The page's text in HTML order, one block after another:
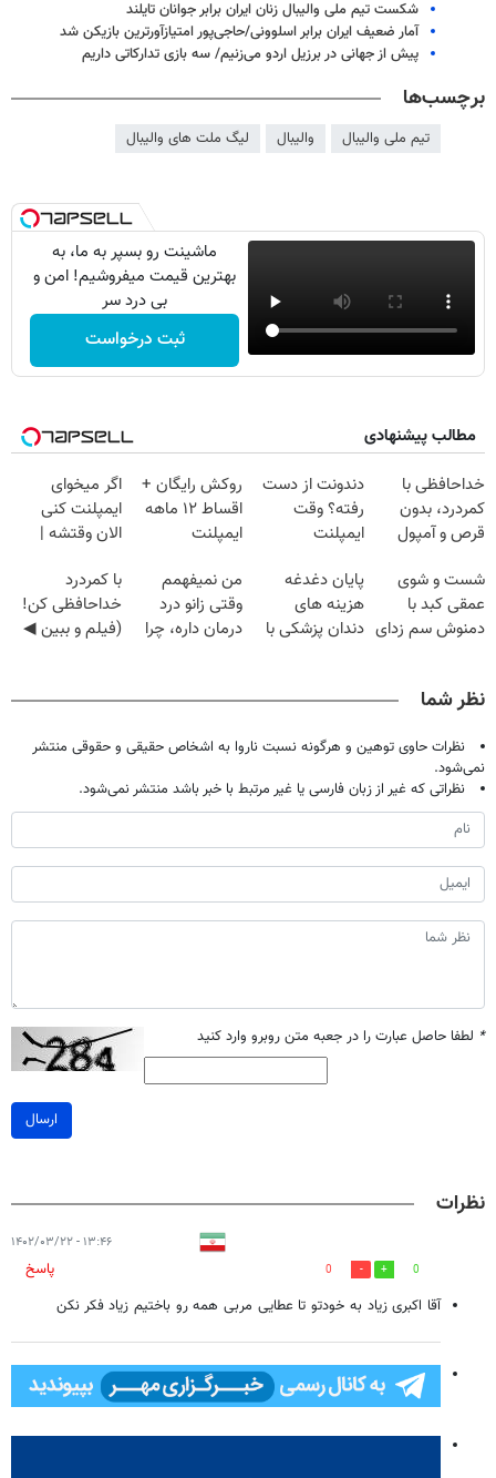
شکست تیم ملی والیبال زنان ایران برابر جوانان تایلند
آمار ضعیف ایران برابر اسلوونی/حاجی‌پور امتیازآورترین بازیکن شد
پیش از جهانی در برزیل اردو می‌‎زنیم/ سه بازی تدارکاتی داریم
برچسب‌ها
تیم ملی والیبال والیبال لیگ ملت های والیبال
ماشینت رو بسپر به ما، به
بهترین قیمت میفروشیم! امن و
بی درد سر
ثبت درخواست
مطالب پیشنهادی
خداحافظی با
کمردرد، بدون
قرص و آمپول
دندونت از دست
رفته؟ وقت
ایمپلنت
روکش رایگان +
اقساط ۱۲ ماهه
ایمپلنت
اگر میخوای
ایمپلنت کنی
الان وقتشه |
میلیون تومان!!!
شست و شوی
عمقی کبد با
دمنوش سم زدای
پایان دغدغه
هزینه های
دندان پزشکی با
من نمیفهمم
وقتی زانو درد
درمان داره، چرا
با کمردرد
خداحافظی کن!
(فیلم و ببین ◀
نظر شما
نظرات حاوی توهین و هرگونه نسبت ناروا به اشخاص حقیقی و حقوقی منتشر
نمی‌شود.
نظراتی که غیر از زبان فارسی یا غیر مرتبط با خبر باشد منتشر نمی‌شود.
* لطفا حاصل عبارت را در جعبه متن روبرو وارد کنید
ارسال
نظرات
۱۳:۴۶ - ۱۴۰۲/۰۳/۲۲
0
0
پاسخ
آقا اکبری زیاد به خودتو تا عطایی مربی همه رو باختیم زیاد فکر نکن